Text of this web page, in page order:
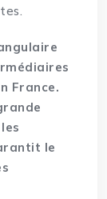
France.
le